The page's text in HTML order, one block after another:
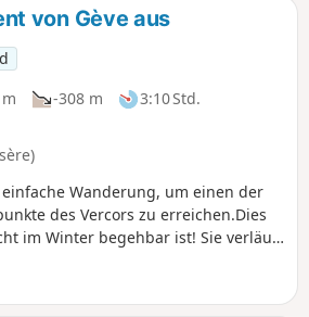
von Gève aus
-308 m
3:10 Std.
Wanderung, um einen der
des Vercors zu erreichen.Dies
im Winter begehbar ist! Sie verläuft
folgen Sie bitte der anderen